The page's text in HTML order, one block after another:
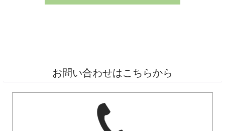
お問い合わせはこちらから